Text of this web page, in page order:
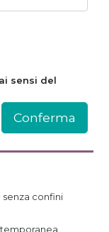
ai sensi del
senza confini